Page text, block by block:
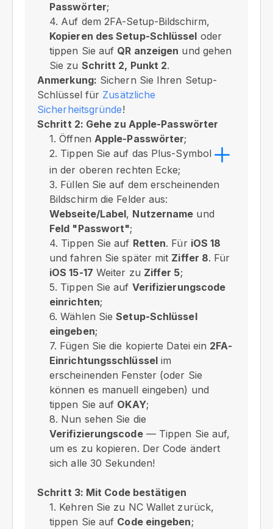
Passwörter;
4. Auf dem 2FA-Setup-Bildschirm,
Kopieren des Setup-Schlüssel oder
tippen Sie auf QR anzeigen und gehen
Sie zu Schritt 2, Punkt 2.
Anmerkung: Sichern Sie Ihren Setup-
Schlüssel für Zusätzliche
Sicherheitsgründe!
Schritt 2: Gehe zu Apple-Passwörter
1. Öffnen Apple-Passwörter;
2. Tippen Sie auf das Plus-Symbol
in der oberen rechten Ecke;
3. Füllen Sie auf dem erscheinenden
Bildschirm die Felder aus:
Webseite/Label, Nutzername und
Feld "Passwort";
4. Tippen Sie auf Retten. Für iOS 18
und fahren Sie später mit Ziffer 8. Für
iOS 15-17 Weiter zu Ziffer 5;
5. Tippen Sie auf Verifizierungscode
einrichten;
6. Wählen SieSetup-Schlüssel
eingeben;
7. Fügen Sie die kopierte Datei ein 2FA-
Einrichtungsschlüsselim
erscheinenden Fenster (oder Sie
können es manuell eingeben) und
tippen Sie auf OKAY;
8. Nun sehen Sie die
Verifizierungscode— Tippen Sie auf,
um es zu kopieren. Der Code ändert
sich alle 30 Sekunden!
Schritt 3: Mit Code bestätigen
1. Kehren Sie zu NC Wallet zurück,
tippen Sie auf Code eingeben;